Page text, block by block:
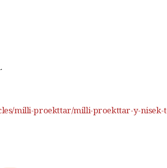
milli-proekttar/milli-proekttar-y-